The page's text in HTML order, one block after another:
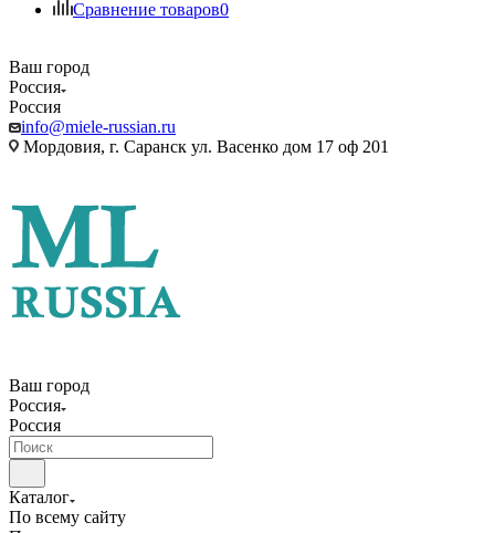
Сравнение товаров0
Ваш город
Россия
Россия
info@miele-russian.ru
Мордовия, г. Саранск ул. Васенко дом 17 оф 201
Ваш город
Россия
Россия
Каталог
По всему сайту